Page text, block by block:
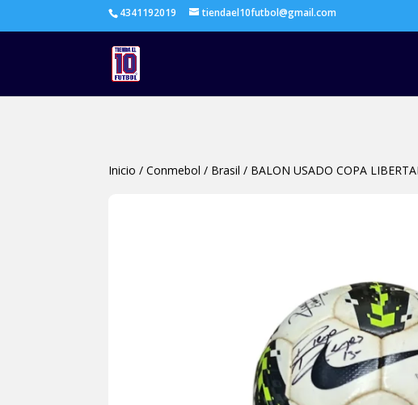
4341192019 tiendael10futbol@gmail.com
Inicio /Conmebol / Brasil / BALON USADO COPA